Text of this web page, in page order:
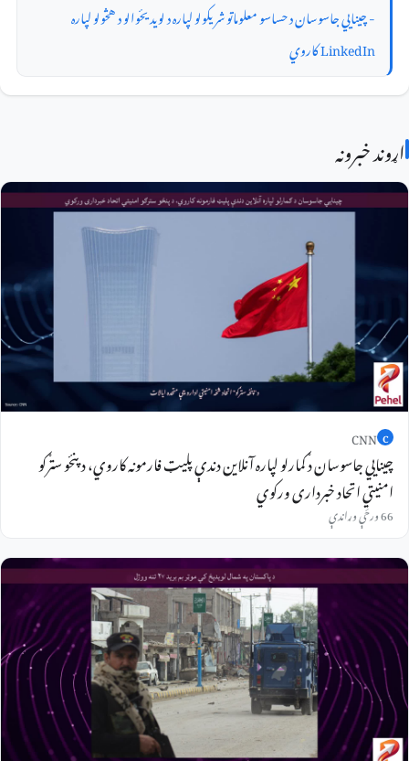
- چینایي جاسوسان د حساسو معلوماتو شریکولو لپاره د لویدیځوالو د هڅولو لپاره
LinkedIn کاروي
اړوند خبرونه
C
CNN
چینایي جاسوسان د ګمارلو لپاره آنلاین دندې پلیټ فارمونه کاروي، د پنځو سترګو
امنیتي اتحاد خبرداری ورکوي
66 ورځې وړاندې